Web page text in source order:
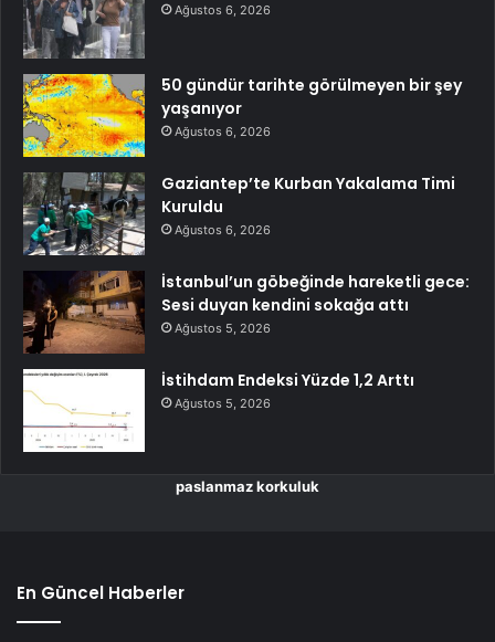
Ağustos 6, 2026
50 gündür tarihte görülmeyen bir şey
yaşanıyor
Ağustos 6, 2026
Gaziantep’te Kurban Yakalama Timi
Kuruldu
Ağustos 6, 2026
İstanbul’un göbeğinde hareketli gece:
Sesi duyan kendini sokağa attı
Ağustos 5, 2026
İstihdam Endeksi Yüzde 1,2 Arttı
Ağustos 5, 2026
paslanmaz korkuluk
En Güncel Haberler